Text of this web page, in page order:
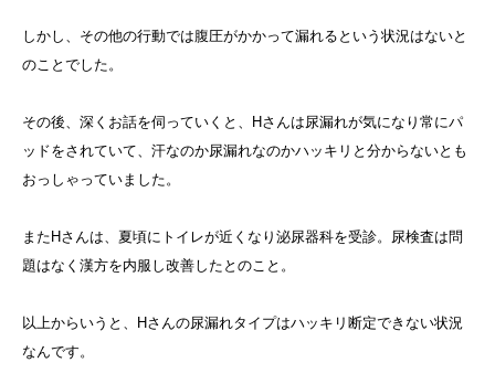
しかし、その他の行動では腹圧がかかって漏れるという状況はないと
のことでした。
その後、深くお話を伺っていくと、Hさんは尿漏れが気になり常にパ
ッドをされていて、汗なのか尿漏れなのかハッキリと分からないとも
おっしゃっていました。
またHさんは、夏頃にトイレが近くなり泌尿器科を受診。尿検査は問
題はなく漢方を内服し改善したとのこと。
以上からいうと、Hさんの尿漏れタイプはハッキリ断定できない状況
なんです。